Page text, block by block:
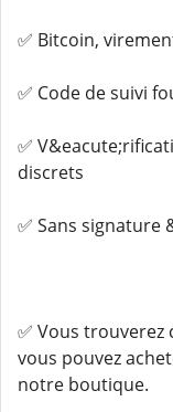
✅ Bitcoin,
✅ Code de suivi
✅
discrets
✅ Sans signature
✅ Vous
vous pouvez
notre boutique.